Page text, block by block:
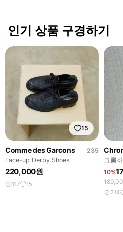
인기 상품 구경하기
15
Comme des Garcons
235
Lace-up Derby Shoes
220,000원
117 15
크롬
10%
214